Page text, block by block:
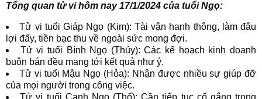
Tổng quan tử vi hôm nay 17/1/2024 của tuổi Ngọ:
Tử vi tuổi Giáp Ngọ (Kim): Tài vận hanh thông, làm đâu
lợi đấy, tiền bạc thu về ngoài sức mong đợi.
Tử vi tuổi Bính Ngọ (Thủy): Các kế hoạch kinh doanh
buôn bán đều mang tới kết quả như ý.
Tử vi tuổi Mậu Ngọ (Hỏa): Nhận được nhiều sự giúp đỡ
của mọi người trong công việc.
Tử vi tuổi Canh Ngọ (Thổ): Cần tiếp tục cố gắng trong